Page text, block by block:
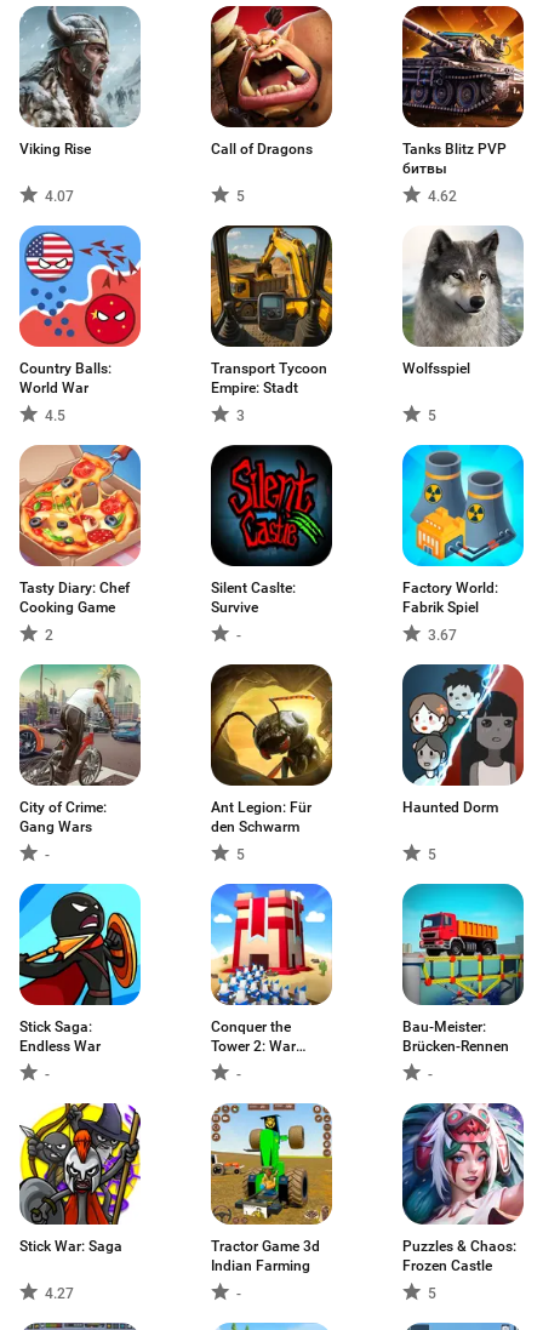
Viking Rise
4.07
Call of Dragons
5
Tanks Blitz PVP
битвы
4.62
Country Balls:
World War
4.5
Transport Tycoon
Empire: Stadt
3
Wolfsspiel
5
Tasty Diary: Chef
Cooking Game
2
Silent Caslte:
Survive
-
Factory World:
Fabrik Spiel
3.67
City of Crime:
Gang Wars
-
Ant Legion: Für
den Schwarm
5
Haunted Dorm
5
Stick Saga:
Endless War
-
Conquer the
Tower 2: War
Games
-
Bau-Meister:
Brücken-Rennen
-
Stick War: Saga
4.27
Tractor Game 3d
Indian Farming
-
Puzzles & Chaos:
Frozen Castle
5